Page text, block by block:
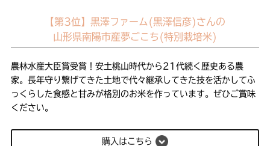
【第3位】黒澤ファーム(黒澤信彦)さんの
山形県南陽市産夢ごこち(特別栽培米)
農林水産大臣賞受賞！安土桃山時代から21代続く歴史ある農
家。長年守り繋げてきた土地で代々継承してきた技を活かしてふ
っくらした食感と甘みが格別のお米を作っています。ぜひご賞味
ください。
購入はこちら